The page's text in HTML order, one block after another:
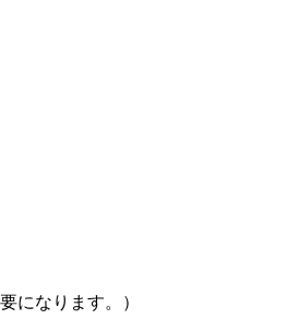
になります。）